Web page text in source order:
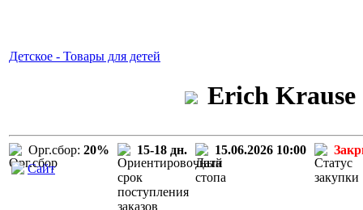
Детское - Товары для детей
Erich Krause
Орг.сбор: 20% 15-18 дн. 15.06.2026 10:00
Сайт